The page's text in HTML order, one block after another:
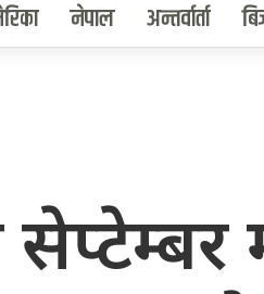
नेपाल अन्तर्वार्ता